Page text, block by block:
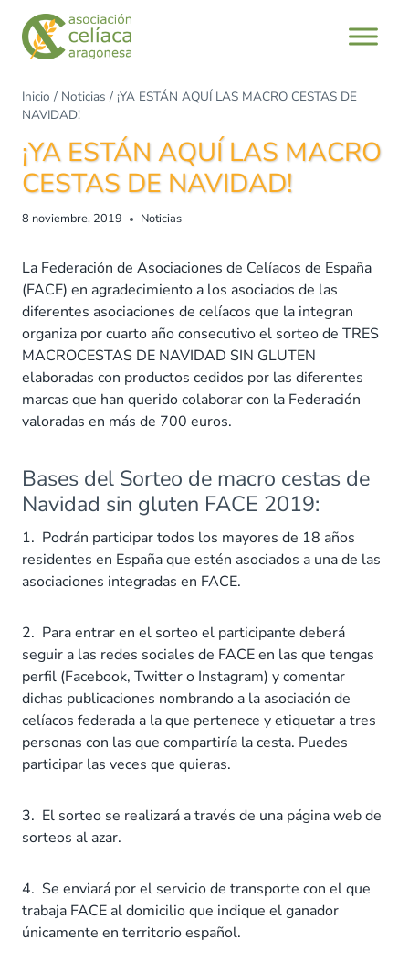
Saltar
contenido
Inicio / Noticias / ¡YA ESTÁN AQUÍ LAS MACRO CESTAS DE
NAVIDAD!
¡YA ESTÁN AQUÍ LAS MACRO
CESTAS DE NAVIDAD!
8 noviembre, 2019 Noticias
La Federación de Asociaciones de Celíacos de España
(FACE) en agradecimiento a los asociados de las
diferentes asociaciones de celíacos que la integran
organiza por cuarto año consecutivo el sorteo de TRES
MACROCESTAS DE NAVIDAD SIN GLUTEN
elaboradas con productos cedidos por las diferentes
marcas que han querido colaborar con la Federación
valoradas en más de 700 euros.
Bases del Sorteo de macro cestas de
Navidad sin gluten FACE 2019:
1. Podrán participar todos los mayores de 18 años
residentes en España que estén asociados a una de las
asociaciones integradas en FACE.
2. Para entrar en el sorteo el participante deberá
seguir a las redes sociales de FACE en las que tengas
perfil (Facebook, Twitter o Instagram) y comentar
dichas publicaciones nombrando a la asociación de
celíacos federada a la que pertenece y etiquetar a tres
personas con las que compartiría la cesta. Puedes
participar las veces que quieras.
3. El sorteo se realizará a través de una página web de
sorteos al azar.
4. Se enviará por el servicio de transporte con el que
trabaja FACE al domicilio que indique el ganador
únicamente en territorio español.